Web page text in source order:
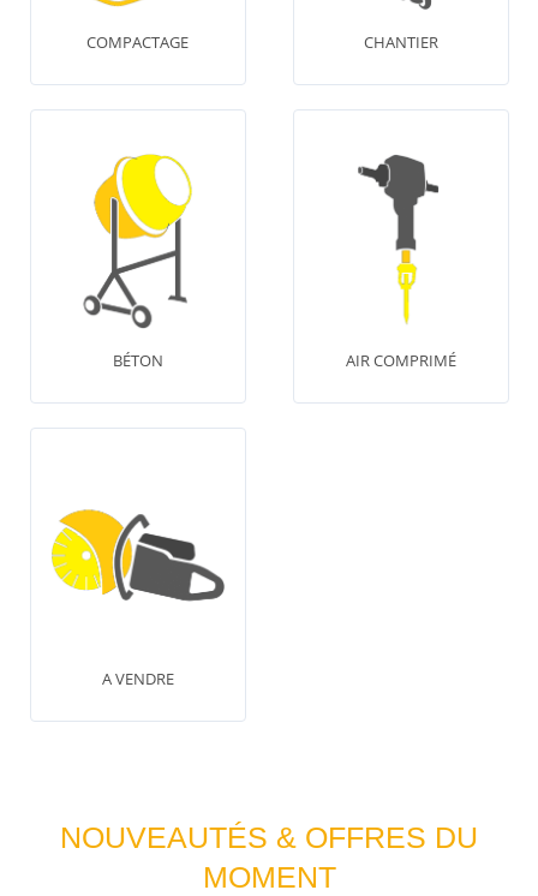
COMPACTAGE CHANTIER
BÉTON AIR COMPRIMÉ
A VENDRE
NOUVEAUTÉS & OFFRES DU
MOMENT